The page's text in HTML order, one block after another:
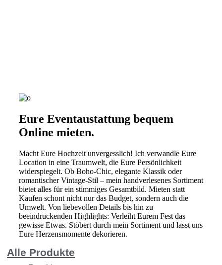
leihen
Eure Eventaustattung bequem
Online mieten.
Macht Eure Hochzeit unvergesslich! Ich verwandle Eure
Location in eine Traumwelt, die Eure Persönlichkeit
widerspiegelt. Ob Boho-Chic, elegante Klassik oder
romantischer Vintage-Stil – mein handverlesenes Sortiment
bietet alles für ein stimmiges Gesamtbild. Mieten statt
Kaufen schont nicht nur das Budget, sondern auch die
Umwelt. Von liebevollen Details bis hin zu
beeindruckenden Highlights: Verleiht Eurem Fest das
gewisse Etwas. Stöbert durch mein Sortiment und lasst uns
Eure Herzensmomente dekorieren.
Alle Produkte